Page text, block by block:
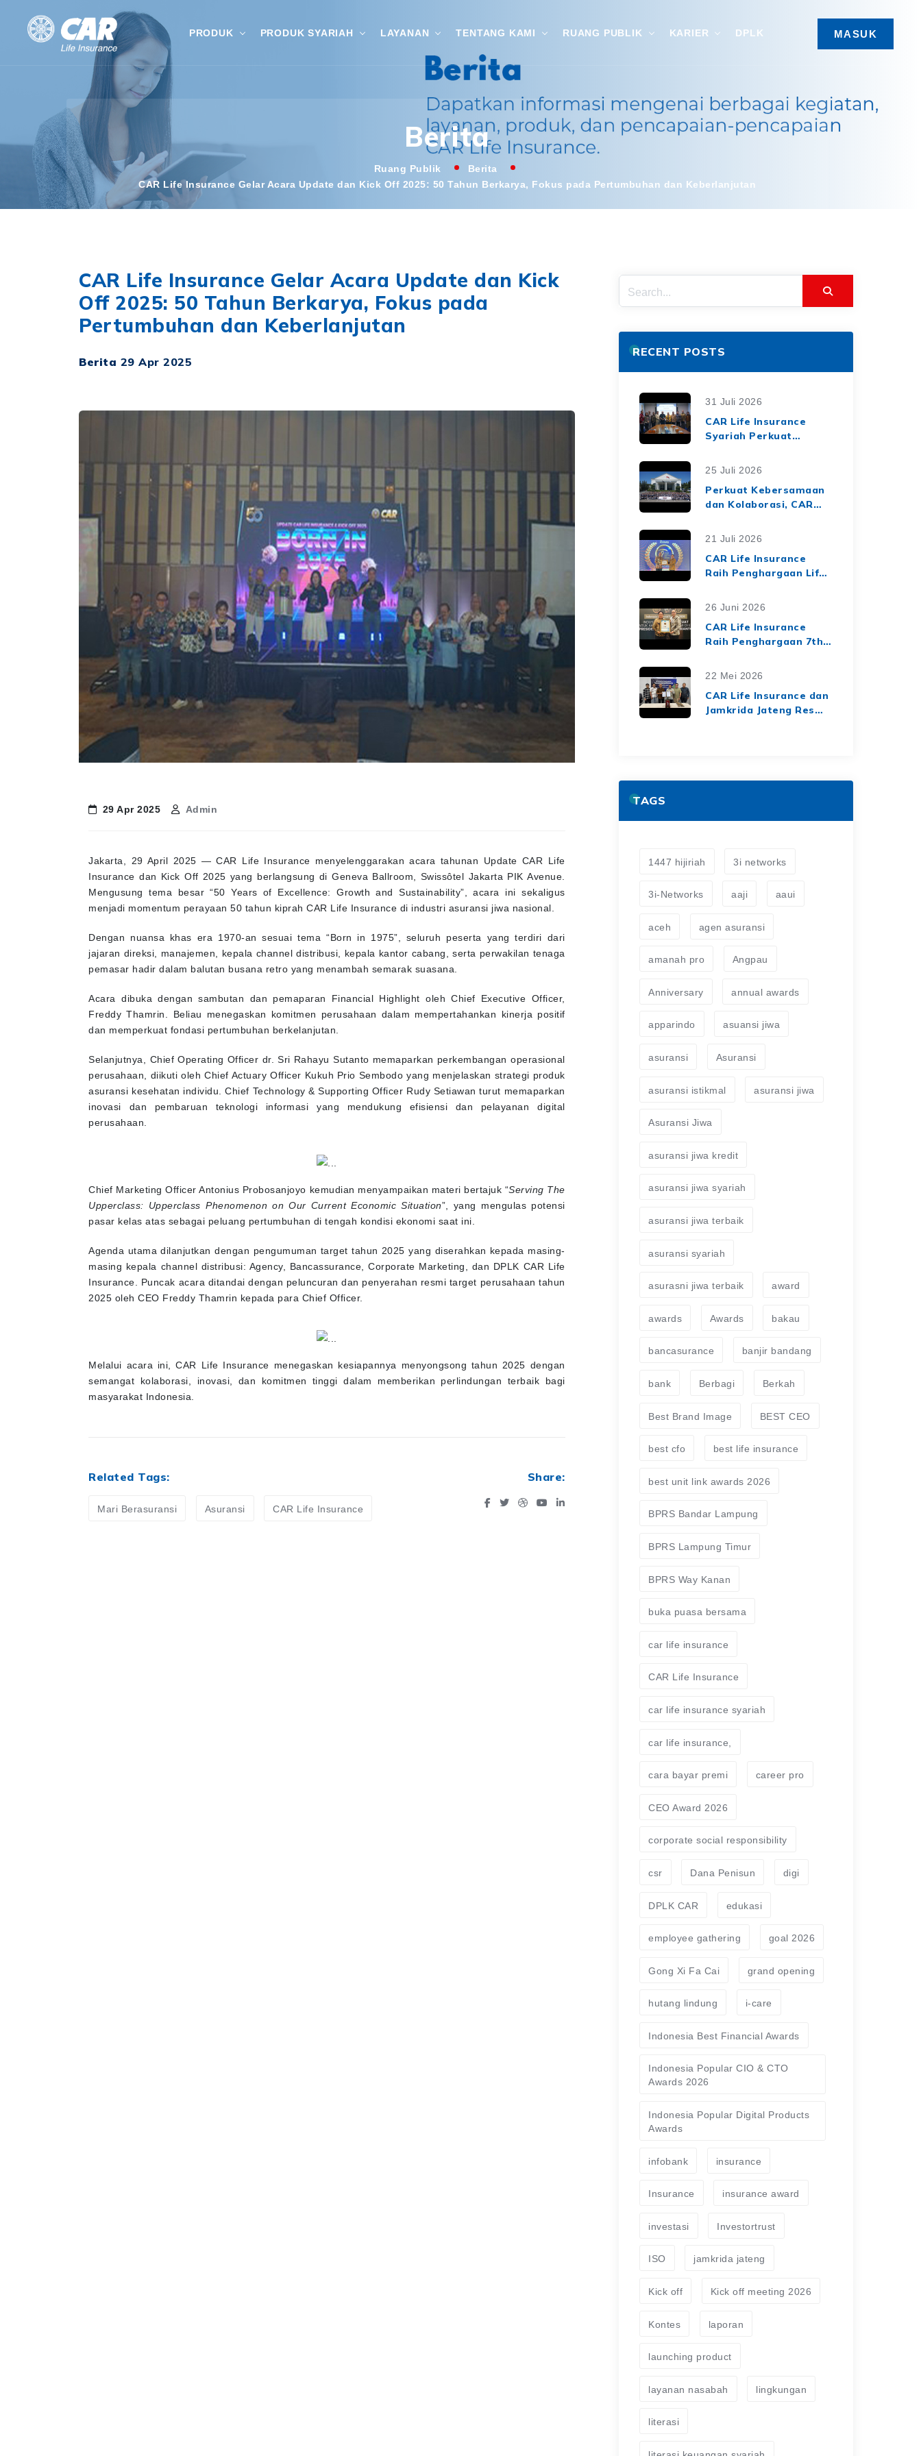
PRODUK PRODUK SYARIAH LAYANAN TENTANG KAMI RUANG PUBLIK KARIER DPLK MASUK
Berita
Ruang Publik
Berita
CAR Life Insurance Gelar Acara Update dan Kick Off 2025: 50 Tahun Berkarya, Fokus pada Pertumbuhan dan Keberlanjutan
CAR Life Insurance Gelar Acara Update dan Kick
Off 2025: 50 Tahun Berkarya, Fokus pada
Pertumbuhan dan Keberlanjutan
Berita 29 Apr 2025
29 Apr 2025 Admin
Jakarta, 29 April 2025 — CAR Life Insurance menyelenggarakan acara tahunan Update CAR Life
Insurance dan Kick Off 2025 yang berlangsung di Geneva Ballroom, Swissôtel Jakarta PIK Avenue.
Mengusung tema besar “50 Years of Excellence: Growth and Sustainability”, acara ini sekaligus
menjadi momentum perayaan 50 tahun kiprah CAR Life Insurance di industri asuransi jiwa nasional.
Dengan nuansa khas era 1970-an sesuai tema “Born in 1975”, seluruh peserta yang terdiri dari
jajaran direksi, manajemen, kepala channel distribusi, kepala kantor cabang, serta perwakilan tenaga
pemasar hadir dalam balutan busana retro yang menambah semarak suasana.
Acara dibuka dengan sambutan dan pemaparan Financial Highlight oleh Chief Executive Officer,
Freddy Thamrin. Beliau menegaskan komitmen perusahaan dalam mempertahankan kinerja positif
dan memperkuat fondasi pertumbuhan berkelanjutan.
Selanjutnya, Chief Operating Officer dr. Sri Rahayu Sutanto memaparkan perkembangan operasional
perusahaan, diikuti oleh Chief Actuary Officer Kukuh Prio Sembodo yang menjelaskan strategi produk
asuransi kesehatan individu. Chief Technology & Supporting Officer Rudy Setiawan turut memaparkan
inovasi dan pembaruan teknologi informasi yang mendukung efisiensi dan pelayanan digital
perusahaan.
Chief Marketing Officer Antonius Probosanjoyo kemudian menyampaikan materi bertajuk “Serving The
Upperclass: Upperclass Phenomenon on Our Current Economic Situation”, yang mengulas potensi
pasar kelas atas sebagai peluang pertumbuhan di tengah kondisi ekonomi saat ini.
Agenda utama dilanjutkan dengan pengumuman target tahun 2025 yang diserahkan kepada masing-
masing kepala channel distribusi: Agency, Bancassurance, Corporate Marketing, dan DPLK CAR Life
Insurance. Puncak acara ditandai dengan peluncuran dan penyerahan resmi target perusahaan tahun
2025 oleh CEO Freddy Thamrin kepada para Chief Officer.
Melalui acara ini, CAR Life Insurance menegaskan kesiapannya menyongsong tahun 2025 dengan
semangat kolaborasi, inovasi, dan komitmen tinggi dalam memberikan perlindungan terbaik bagi
masyarakat Indonesia.
Related Tags:
Mari Berasuransi Asuransi CAR Life Insurance
Share:
RECENT POSTS
31 Juli 2026
CAR Life Insurance
Syariah Perkuat
Syariah melalui Kerja
Syariah dengan Tiga
BPRS di Lampung
25 Juli 2026
Perkuat Kebersamaan
dan Kolaborasi, CAR
Employee Gathering
"Harmoni Nusantara,
Sinergi Berkelanjutan"
21 Juli 2026
CAR Life Insurance
Raih Penghargaan Life
Market Leaders 2026
26 Juni 2026
CAR Life Insurance
Raih Penghargaan 7th
Companies Awards
Keuangan yang Solid
dan Berkelanjutan
22 Mei 2026
CAR Life Insurance dan
Jamkrida Jateng Resmi
TAGS
1447 hijiriah 3i networks
3i-Networks aaji aaui
aceh agen asuransi
amanah pro Angpau
Anniversary annual awards
apparindo asuansi jiwa
asuransi Asuransi
asuransi istikmal asuransi jiwa
Asuransi Jiwa
asuransi jiwa kredit
asuransi jiwa syariah
asuransi jiwa terbaik
asuransi syariah
asurasni jiwa terbaik award
awards Awards bakau
bancasurance banjir bandang
bank Berbagi Berkah
Best Brand Image BEST CEO
best cfo best life insurance
best unit link awards 2026
BPRS Bandar Lampung
BPRS Lampung Timur
BPRS Way Kanan
buka puasa bersama
car life insurance
CAR Life Insurance
car life insurance syariah
car life insurance,
cara bayar premi career pro
CEO Award 2026
corporate social responsibility
csr Dana Penisun digi
DPLK CAR edukasi
employee gathering goal 2026
Gong Xi Fa Cai grand opening
hutang lindung i-care
Indonesia Best Financial Awards
Indonesia Popular CIO & CTO
Awards 2026
Indonesia Popular Digital Products
Awards
infobank insurance
Insurance insurance award
investasi Investortrust
ISO jamkrida jateng
Kick off Kick off meeting 2026
Kontes laporan
launching product
layanan nasabah lingkungan
literasi
literasi keuangan syariah